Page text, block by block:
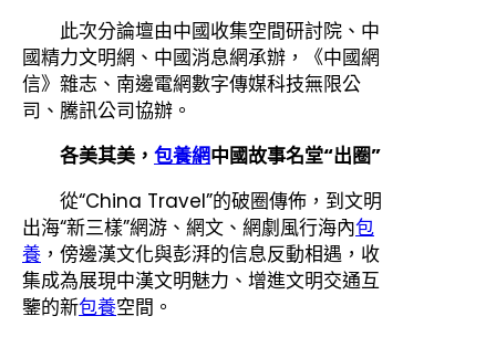
此次分論壇由中國收集空間研討院、中
國精力文明網、中國消息網承辦，《中國網
信》雜志、南邊電網數字傳媒科技無限公
司、騰訊公司協辦。
各美其美， 包養網中國故事名堂“出圈”
從“China Travel”的破圈傳佈，到文明
出海“新三樣”網游、網文、網劇風行海內包
養 ，傍邊漢文化與彭湃的信息反動相遇，收
集成為展現中漢文明魅力、增進文明交通互
鑒的新包養空間。